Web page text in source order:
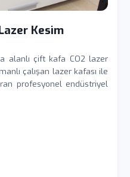
Kesim
alanlı çift kafa CO2 lazer
çalışan lazer kafası ile
profesyonel endüstriyel